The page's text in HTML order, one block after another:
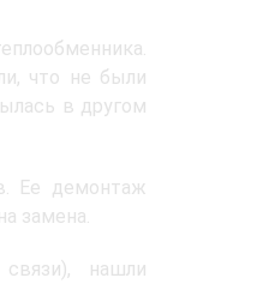
что не были
в другом
Ее демонтаж
замена.
нашли